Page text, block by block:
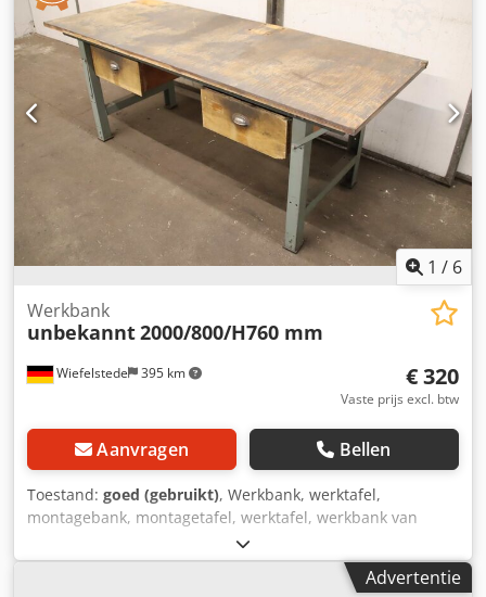
1 / 6
Wiefelstede 395 km
Werkbank
unbekannt2000/800/H760 mm
€ 320
Vaste prijs excl. btw
Aanvragen Bellen
Toestand: goed (gebruikt), Werkbank, werktafel,
montagebank, montagetafel, werktafel, werkbank van
hout, werkbank van aluminium Dwjdpfx Ahezrlirenja -
Werkbank: Werkbank met lades / massieve uitvoering, in
hoogte verstelbaar -Breedte: 2000 mm -Diepte: 800 mm -
Advertentie